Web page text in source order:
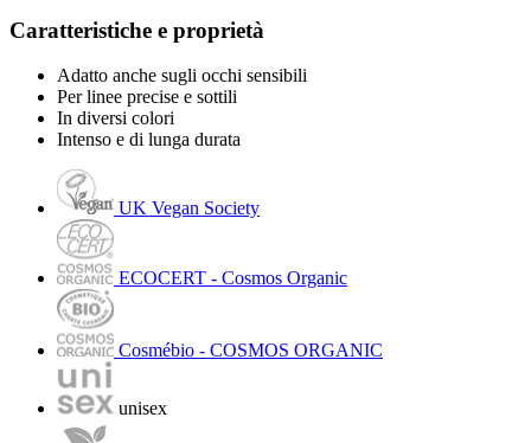
Caratteristiche e proprietà
Adatto anche sugli occhi sensibili
Per linee precise e sottili
In diversi colori
Intenso e di lunga durata
UK Vegan Society
ECOCERT - Cosmos Organic
Cosmébio - COSMOS ORGANIC
unisex